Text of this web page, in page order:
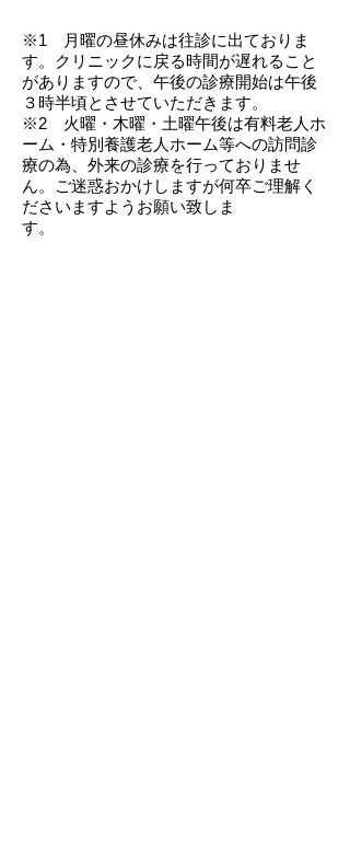
※1 月曜の昼休みは往診に出ておりま
す。クリニックに戻る時間が遅れること
がありますので、午後の診療開始は午後
３時半頃とさせていただきます。
​※2 火曜・木曜・土曜午後は有料老人ホ
ーム・特別養護老人ホーム等への訪問診
療の為、外来の診療を行っておりませ
ん。ご迷惑おかけしますが何卒ご理解く
ださいますようお願い致しま
す。